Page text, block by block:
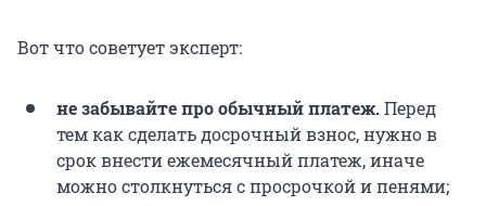
Вот что советует эксперт:
не забывайте про обычный платеж.Перед
тем как сделать досрочный взнос, нужно в
срок внести ежемесячный платеж, иначе
можно столкнуться с просрочкой и пенями;